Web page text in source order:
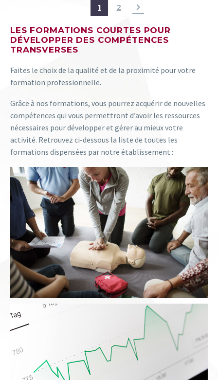
1 2
LES FORMATIONS COURTES POUR
DÉVELOPPER DES COMPÉTENCES
TRANSVERSES
Faites le choix de la qualité et de la proximité pour votre
formation professionnelle.
Grâce à nos formations, vous pourrez acquérir de nouvelles
compétences qui vous permettront d’avoir les ressources
nécessaires pour développer et gérer au mieux votre
activité. Retrouvez ci-dessous la liste de toutes les
formations dispensées par notre établissement :